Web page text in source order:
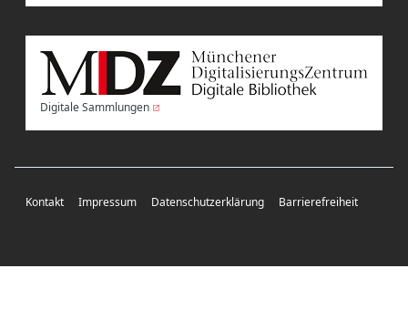
Digitale Sammlungen
Kontakt Impressum Datenschutzerklärung Barrierefreiheit